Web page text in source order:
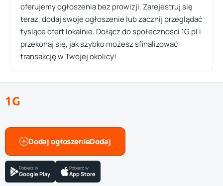
oferujemy ogłoszenia bez prowizji. Zarejestruj się
teraz, dodaj swoje ogłoszenie lub zacznij przeglądać
tysiące ofert lokalnie. Dołącz do społeczności 1G.pl i
przekonaj się, jak szybko możesz sfinalizować
transakcję w Twojej okolicy!
1G
Dodaj ogłoszenie
Pobierz w
Google Play
Pobierz w
App Store